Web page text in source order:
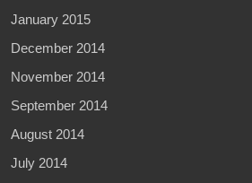
January 2015
December 2014
November 2014
September 2014
August 2014
July 2014